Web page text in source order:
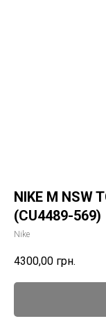
NIKE M NSW
(CU4489-569)
Nike
4300,00 грн.